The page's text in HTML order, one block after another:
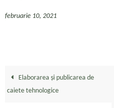
februarie 10, 2021
Elaborarea și publicarea de
caiete tehnologice